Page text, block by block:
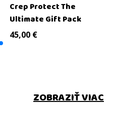
Crep Protect The
Ultimate Gift Pack
45,00 €
ZOBRAZIŤ VIAC